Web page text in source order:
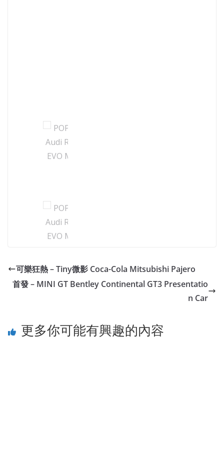
可樂狂熱 – Tiny微影 Coca-Cola Mitsubishi Pajero
首發 – MINI GT Bentley Continental GT3 Presentatio
n Car
更多你可能有興趣的內容